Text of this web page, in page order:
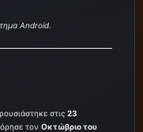
Android.
στις 23
τον Οκτώβριο του